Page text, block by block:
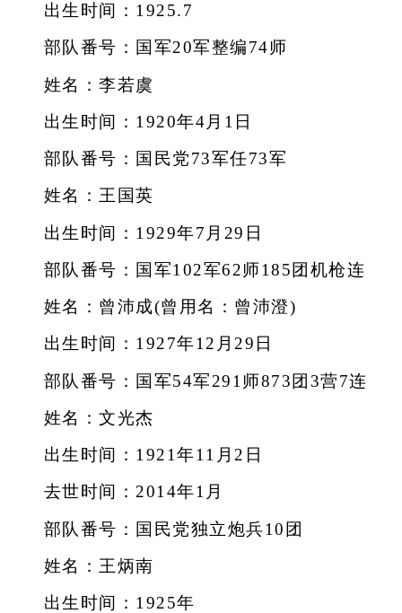
出生时间：1925.7
部队番号：国军20军整编74师
姓名：李若虞
出生时间：1920年4月1日
部队番号：国民党73军任73军
姓名：王国英
出生时间：1929年7月29日
部队番号：国军102军62师185团机枪连
姓名：曾沛成(曾用名：曾沛澄)
出生时间：1927年12月29日
部队番号：国军54军291师873团3营7连
姓名：文光杰
出生时间：1921年11月2日
去世时间：2014年1月
部队番号：国民党独立炮兵10团
姓名：王炳南
出生时间：1925年